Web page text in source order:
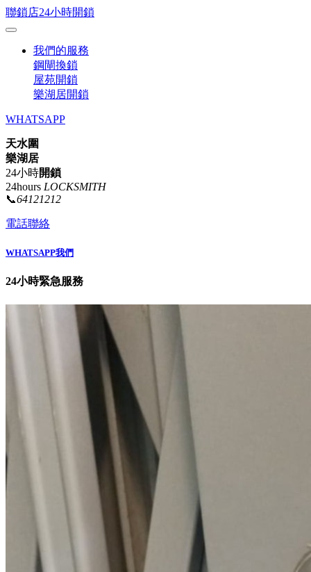
聯鎖店24小時開鎖
我們的服務
鋼閘換鎖
屋苑開鎖
樂湖居開鎖
WHATSAPP
天水圍
樂湖居
24小時開鎖
24hours LOCKSMITH
📞64121212
電話聯絡
WHATSAPP我們
24小時緊急服務